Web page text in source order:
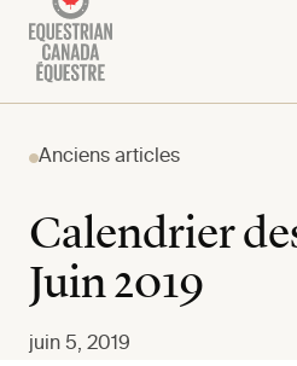
Anciens articles
Calendrier
Juin 2019
juin 5, 2019